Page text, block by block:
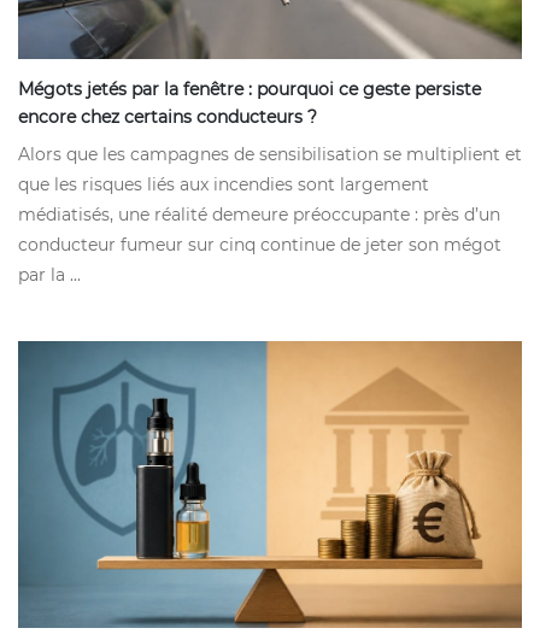
Mégots jetés par la fenêtre : pourquoi ce geste persiste
encore chez certains conducteurs ?
Alors que les campagnes de sensibilisation se multiplient et
que les risques liés aux incendies sont largement
médiatisés, une réalité demeure préoccupante : près d’un
conducteur fumeur sur cinq continue de jeter son mégot
par la ...